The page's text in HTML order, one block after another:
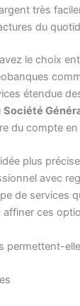
très
du
le choix
étendue
Société
du compte
plus
avec
de services
affiner ces
permettent-